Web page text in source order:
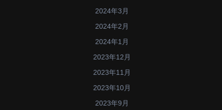
2024年3月
2024年2月
2024年1月
2023年12月
2023年11月
2023年10月
2023年9月